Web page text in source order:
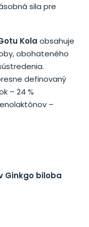
sila pre
Kola obsahuje
obohateného
definovaný
– 24 %
–
Ginkgo biloba